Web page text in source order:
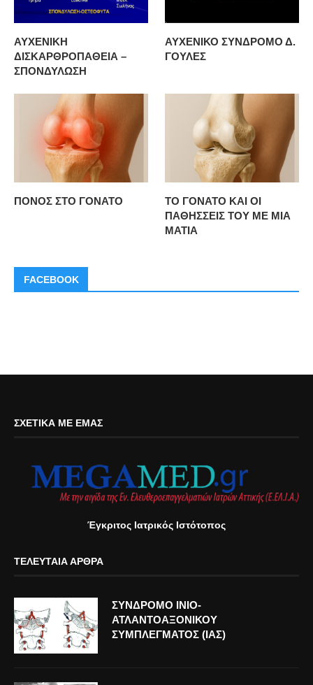
ΑΥΧΕΝΙΚΗ
ΔΙΣΚΑΡΘΡΟΠΑΘΕΙΑ –
ΣΠΟΝΔΥΛΩΣΗ
ΑΥΧΕΝΙΚΟ ΣΥΝΔΡΟΜΟ Δ.
ΓΟΥΛΕΣ
ΠΟΝΟΣ ΣΤΟ ΓΟΝΑΤΟ
ΤΟ ΓΟΝΑΤΟ ΚΑΙ ΟΙ
ΠΑΘΗΣΣΕΙΣ ΤΟΥ ΜΕ ΜΙΑ
ΜΑΤΙΑ
FACEBOOK
ΣΧΕΤΙΚΆ ΜΕ ΕΜΆΣ
Έγκριτος Ιατρικός Ιστότοπος
ΤΕΛΕΥΤΑΊΑ ΆΡΘΡΑ
ΣΥΝΔΡΟΜΟ ΙΝΙΟ-
ΑΤΛΑΝΤΟΑΞΟΝΙΚΟΥ
ΣΥΜΠΛΕΓΜΑΤΟΣ (ΙΑΣ)